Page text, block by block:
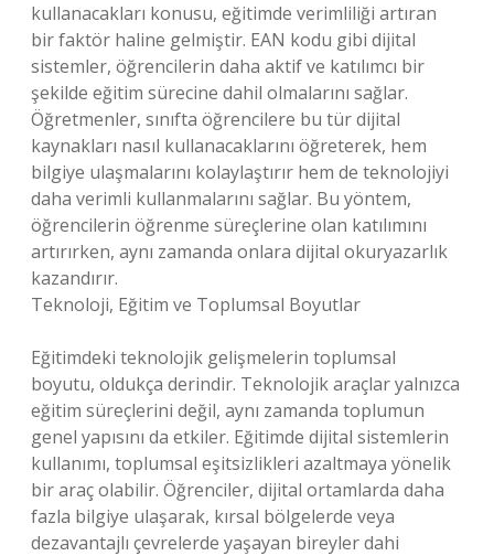
kullanacakları konusu, eğitimde verimliliği artıran
bir faktör haline gelmiştir. EAN kodu gibi dijital
sistemler, öğrencilerin daha aktif ve katılımcı bir
şekilde eğitim sürecine dahil olmalarını sağlar.
Öğretmenler, sınıfta öğrencilere bu tür dijital
kaynakları nasıl kullanacaklarını öğreterek, hem
bilgiye ulaşmalarını kolaylaştırır hem de teknolojiyi
daha verimli kullanmalarını sağlar. Bu yöntem,
öğrencilerin öğrenme süreçlerine olan katılımını
artırırken, aynı zamanda onlara dijital okuryazarlık
kazandırır.
Teknoloji, Eğitim ve Toplumsal Boyutlar
Eğitimdeki teknolojik gelişmelerin toplumsal
boyutu, oldukça derindir. Teknolojik araçlar yalnızca
eğitim süreçlerini değil, aynı zamanda toplumun
genel yapısını da etkiler. Eğitimde dijital sistemlerin
kullanımı, toplumsal eşitsizlikleri azaltmaya yönelik
bir araç olabilir. Öğrenciler, dijital ortamlarda daha
fazla bilgiye ulaşarak, kırsal bölgelerde veya
dezavantajlı çevrelerde yaşayan bireyler dahi